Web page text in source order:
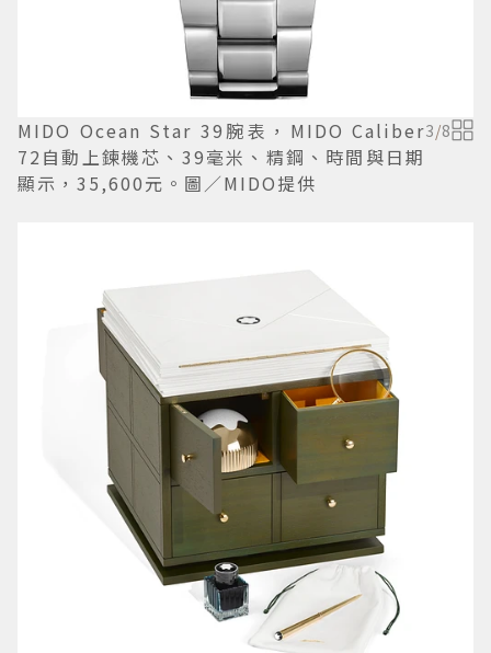
MIDO Ocean Star 39腕表，MIDO Caliber
72自動上鍊機芯、39毫米、精鋼、時間與日期
顯示，35,600元。圖／MIDO提供
3/8